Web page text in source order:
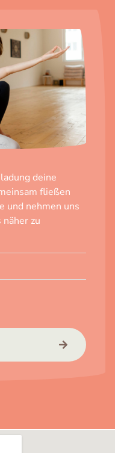
deine
fließen
und nehmen uns
zu